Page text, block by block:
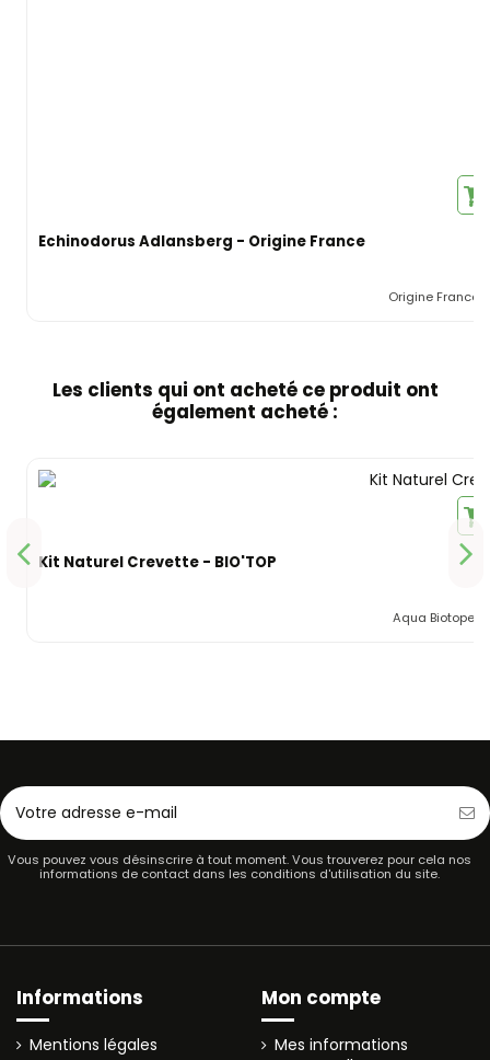
Echinodorus Adlansberg - Origine France
Origine France
Tropica
Origine France
Aquarium Systems /
Les clients qui ont acheté ce produit ont
également acheté :
Kit Naturel Crevette - BIO'TOP
Aqua Biotope
Aqua Biotope
Superfish
Vous pouvez vous désinscrire à tout moment. Vous trouverez pour cela nos
informations de contact dans les conditions d'utilisation du site.
Informations
Mentions légales
Mon compte
Mes informations